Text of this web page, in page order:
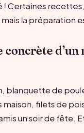
Certaines
la préparation
blanquette de
maison, filets de
un soir de fête.